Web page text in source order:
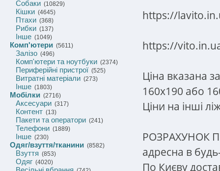
Собаки (10829)
Кішки (4645)
Птахи (368)
Рибки (137)
Інше (1049)
Комп'ютери (5611)
Залізо (496)
Комп'ютери та ноутбуки (2374)
Периферійні пристрої (525)
Витратні матеріали (273)
Інше (1803)
Мобілки (2716)
Аксесуари (317)
Контент (13)
Пакети та оператори (241)
Телефони (1889)
Інше (230)
Одяг/взуття/тканини (8582)
Взуття (853)
Одяг (4020)
https://
https://
Ціна вказана
160х190 або
Ціни на інші
РОЗРАХУНОК
адресна в
По Києву